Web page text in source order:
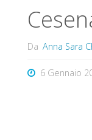
Da Anna Sara
6 Gennaio